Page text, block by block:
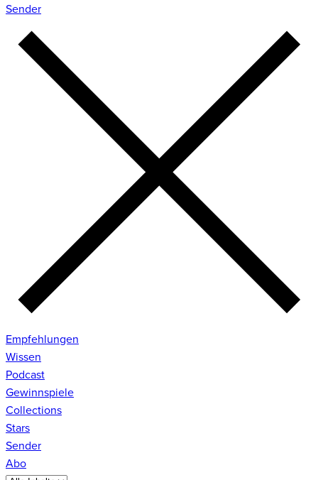
Sender
Empfehlungen
Wissen
Podcast
Gewinnspiele
Collections
Stars
Sender
Abo